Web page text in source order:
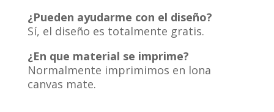
¿Pueden ayudarme con el diseño?
Sí, el diseño es totalmente gratis.
¿En que material se imprime?
Normalmente imprimimos en lona
canvas mate.